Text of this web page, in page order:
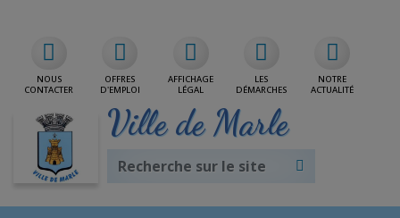
NOUS
CONTACTER
OFFRES
D'EMPLOI
AFFICHAGE
LÉGAL
LES
DÉMARCHES
NOTRE
ACTUALITÉ
Ville de Marle